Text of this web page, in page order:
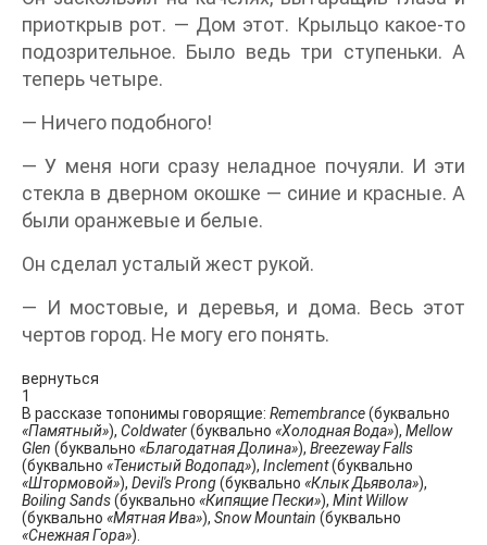
приоткрыв рот. — Дом этот. Крыльцо какое-то
подозрительное. Было ведь три ступеньки. А
теперь четыре.
— Ничего подобного!
— У меня ноги сразу неладное почуяли. И эти
стекла в дверном окошке — синие и красные. А
были оранжевые и белые.
Он сделал усталый жест рукой.
— И мостовые, и деревья, и дома. Весь этот
чертов город. Не могу его понять.
вернуться
1
В рассказе топонимы говорящие: Remembrance(буквально
«Памятный»), Coldwater(буквально «Холодная Вода»), Mellow
Glen (буквально «Благодатная Долина»), Breezeway Falls
(буквально «Тенистый Водопад»), Inclement(буквально
«Штормовой»), Devil's Prong(буквально «Клык Дьявола»),
Boiling Sands(буквально «Кипящие Пески»), Mint Willow
(буквально «Мятная Ива»), Snow Mountain (буквально
«Снежная Гора»).